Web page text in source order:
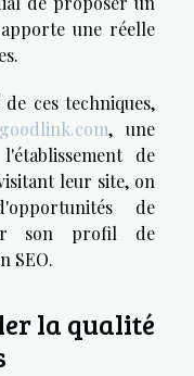
une réelle
ces techniques,
, une
de
leur site, on
de
son profil de
SEO.
la qualité